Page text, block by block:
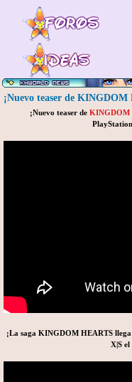
¡Nuevo teaser de
¡Nuevo teaser deKINGDOM
¡La saga KINGDOM HEARTS llega
X|S